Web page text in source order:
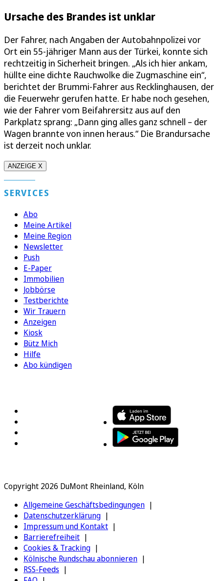
Ursache des Brandes ist unklar
Der Fahrer, nach Angaben der Autobahnpolizei vor
Ort ein 55-jähriger Mann aus der Türkei, konnte sich
rechtzeitig in Sicherheit bringen. „Als ich hier ankam,
hüllte eine dichte Rauchwolke die Zugmaschine ein“,
berichtet der Brummi-Fahrer aus Recklinghausen, der
die Feuerwehr gerufen hatte. Er habe noch gesehen,
wie der Fahrer vom Beifahrersitz aus auf den
Parkplatz sprang: „Dann ging alles ganz schnell – der
Wagen brannte von innen heraus.“ Die Brandursache
ist derzeit noch unklar.
ANZEIGE X
SERVICES
Abo
Meine Artikel
Meine Region
Newsletter
Push
E-Paper
Immobilien
Jobbörse
Testberichte
Wir Trauern
Anzeigen
Kiosk
Bütz Mich
Hilfe
Abo kündigen
Copyright 2026 DuMont Rheinland, Köln
Allgemeine Geschäftsbedingungen
Datenschutzerklärung
Impressum und Kontakt
Barrierefreiheit
Cookies & Tracking
Kölnische Rundschau abonnieren
RSS-Feeds